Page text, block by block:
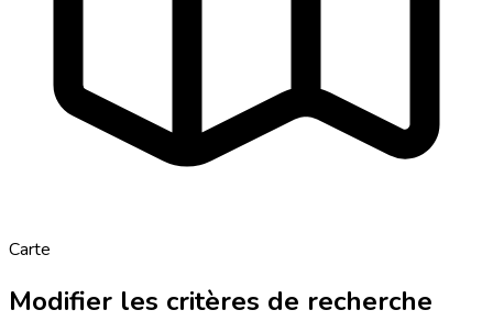
Carte
Modifier les critères de recherche